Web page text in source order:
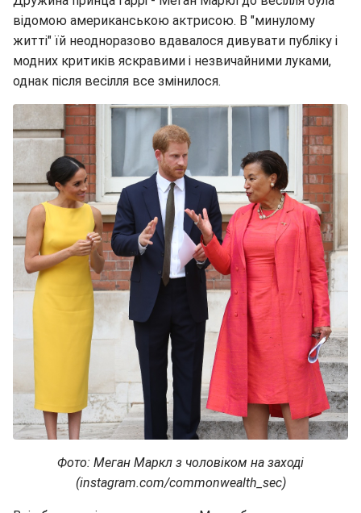
відомою американською актрисою. В "минулому
житті" їй неодноразово вдавалося дивувати публіку і
модних критиків яскравими і незвичайними луками,
однак після весілля все змінилося.
Фото: Меган Маркл з чоловіком на заході
(instagram.com/commonwealth_sec)